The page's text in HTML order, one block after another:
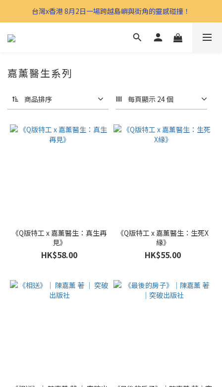
台灣x香港 8月2日一場跨越島嶼與街角的靈感碰撞！
嘉薰醫生系列
商品排序 每頁顯示 24 個
《Q版特工 x 嘉薰醫生：真生再
見》
HK$58.00
《Q版特工 x 嘉薰醫生：生死X
緣》
HK$55.00